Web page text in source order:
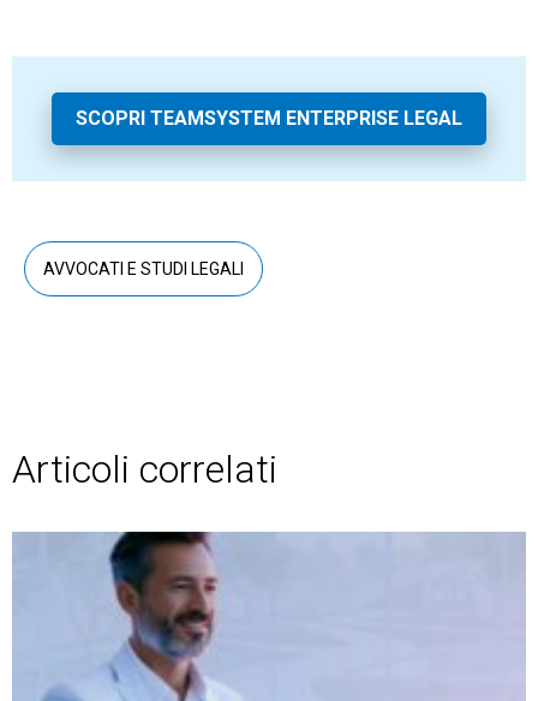
SCOPRI TEAMSYSTEM ENTERPRISE LEGAL
AVVOCATI E STUDI LEGALI
Articoli correlati